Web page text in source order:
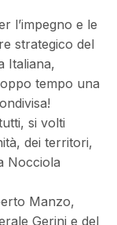
l’impegno e le
strategico del
Italiana,
tempo una
si volti
dei territori,
Nocciola
Manzo,
Gerini e del